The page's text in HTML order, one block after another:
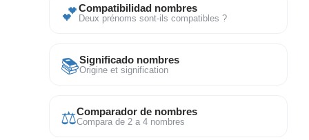
💕Compatibilidad nombres
Deux prénoms sont-ils compatibles ?
📚Significado nombres
Origine et signification
⚖Comparador de nombres
Compara de 2 a 4 nombres